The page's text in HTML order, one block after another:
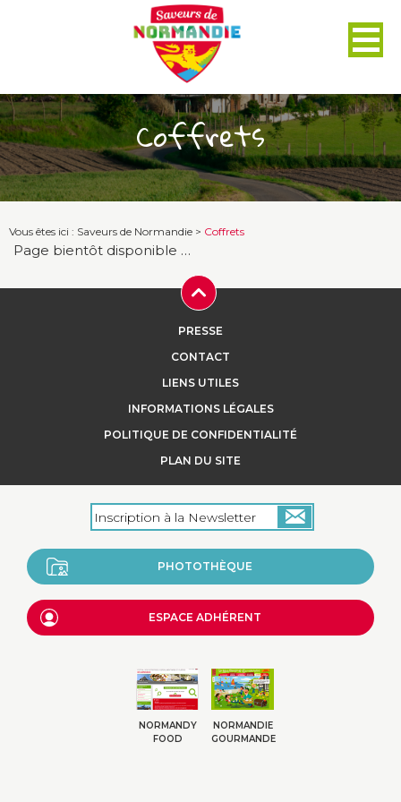
Coffrets
Vous êtes ici : Saveurs de Normandie > Coffrets
Page bientôt disponible …
PRESSE
CONTACT
LIENS UTILES
INFORMATIONS LÉGALES
POLITIQUE DE CONFIDENTIALITÉ
PLAN DU SITE
PHOTOTHÈQUE
ESPACE ADHÉRENT
NORMANDY
FOOD
NORMANDIE
GOURMANDE
Panneau de gestion des cookies